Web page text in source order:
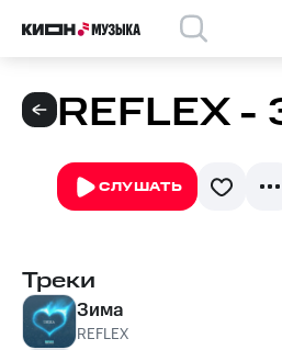
REFLEX -
СЛУШАТЬ
Треки
Зима
REFLEX